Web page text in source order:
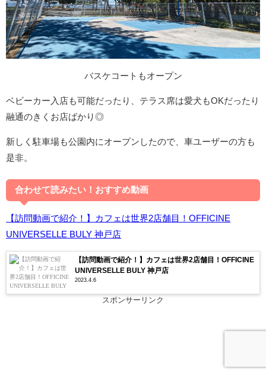
バスケコートもオープン
ベビーカー入店も可能だったり、テラス席は愛犬もOKだったり
融通のきくお店ばかり◎
新しく駐車場も公園内にオープンしたので、車ユーザーの方も
是非。
合わせて読みたい！おすすめ動画
【訪問動画で紹介！】カフェは世界2店舗目！OFFICINE
UNIVERSELLE BULY 神戸店
【訪問動画で紹介！】カフェは世界2店舗目！OFFICINE
UNIVERSELLE BULY 神戸店
2023.4.6
スポンサーリンク